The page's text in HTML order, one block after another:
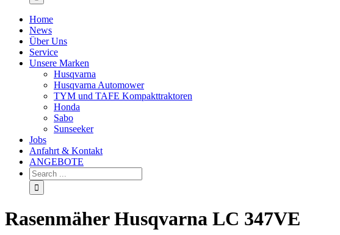
Home
News
Über Uns
Service
Unsere Marken
Husqvarna
Husqvarna Automower
TYM und TAFE Kompakttraktoren
Honda
Sabo
Sunseeker
Jobs
Anfahrt & Kontakt
ANGEBOTE
Rasenmäher Husqvarna LC 347VE